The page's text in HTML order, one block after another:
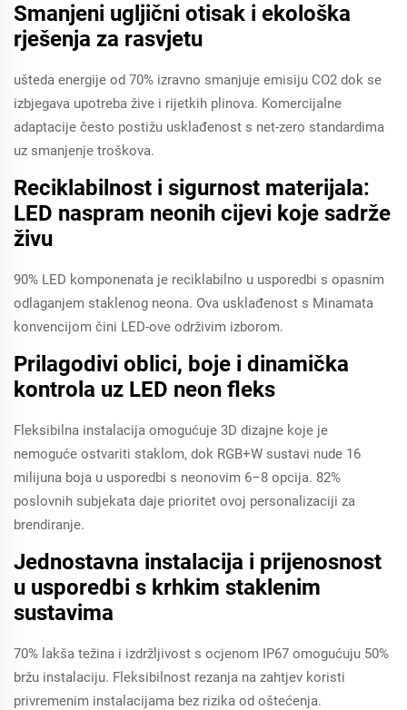
Smanjeni ugljični otisak i ekološka
rješenja za rasvjetu
ušteda energije od 70% izravno smanjuje emisiju CO2 dok se
izbjegava upotreba žive i rijetkih plinova. Komercijalne
adaptacije često postižu usklađenost s net-zero standardima
uz smanjenje troškova.
Reciklabilnost i sigurnost materijala:
LED naspram neonih cijevi koje sadrže
živu
90% LED komponenata je reciklabilno u usporedbi s opasnim
odlaganjem staklenog neona. Ova usklađenost s Minamata
konvencijom čini LED-ove održivim izborom.
Prilagodivi oblici, boje i dinamička
kontrola uz LED neon fleks
Fleksibilna instalacija omogućuje 3D dizajne koje je
nemoguće ostvariti staklom, dok RGB+W sustavi nude 16
milijuna boja u usporedbi s neonovim 6–8 opcija. 82%
poslovnih subjekata daje prioritet ovoj personalizaciji za
brendiranje.
Jednostavna instalacija i prijenosnost
u usporedbi s krhkim staklenim
sustavima
70% lakša težina i izdržljivost s ocjenom IP67 omogućuju 50%
bržu instalaciju. Fleksibilnost rezanja na zahtjev koristi
privremenim instalacijama bez rizika od oštećenja.